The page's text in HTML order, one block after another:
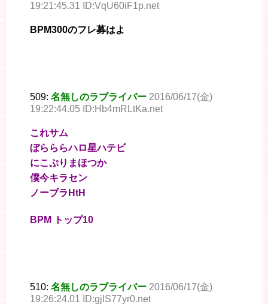
19:21:45.31 ID:VqU60iF1p.net
BPM300のフレ募はよ
509: 名無しのラブライバー 2016/06/17(金)
19:22:44.05 ID:Hb4mRLtKa.net
これサム
ぼらららハロ星ハテビ
にこぷりまほつか
僕今キラセン
ノーブラHtH
BPM トップ10
510: 名無しのラブライバー 2016/06/17(金)
19:26:24.01 ID:gjlS77yr0.net